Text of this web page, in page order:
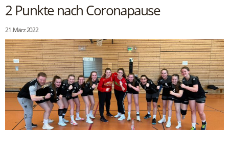
2 Punkte nach Coronapause
21. März 2022